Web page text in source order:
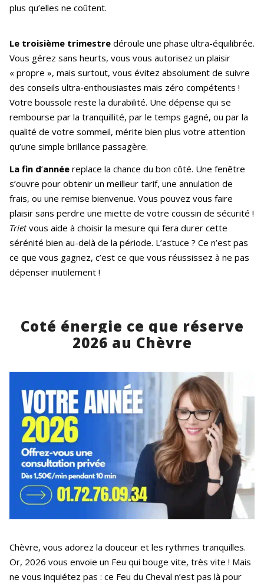
plus qu’elles ne coûtent.
Le troisième trimestre déroule une phase ultra-équilibrée.
Vous gérez sans heurts, vous vous autorisez un plaisir
« propre », mais surtout, vous évitez absolument de suivre
des conseils ultra-enthousiastes mais zéro compétents !
Votre boussole reste la durabilité. Une dépense qui se
rembourse par la tranquillité, par le temps gagné, ou par la
qualité de votre sommeil, mérite bien plus votre attention
qu’une simple brillance passagère.
La fin d’année replace la chance du bon côté. Une fenêtre
s’ouvre pour obtenir un meilleur tarif, une annulation de
frais, ou une remise bienvenue. Vous pouvez vous faire
plaisir sans perdre une miette de votre coussin de sécurité !
Trietvous aide à choisir la mesure qui fera durer cette
sérénité bien au-delà de la période. L’astuce ? Ce n’est pas
ce que vous gagnez, c’est ce que vous réussissez à ne pas
dépenser inutilement !
Coté énergie ce que réserve
2026 au Chèvre
Chèvre, vous adorez la douceur et les rythmes tranquilles.
Or, 2026 vous envoie un Feu qui bouge vite, très vite ! Mais
ne vous inquiétez pas : ce Feu du Cheval n’est pas là pour